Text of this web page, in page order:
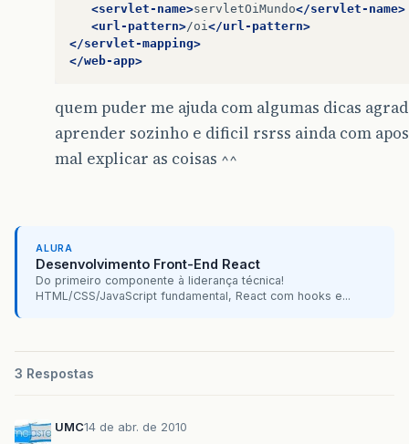
<servlet-name>servletOiMundo</servlet-name>
<url-pattern>/oi </url-pattern>
</servlet-mapping>
</web-app>
quem puder me ajuda com algumas dicas
aprender sozinho e dificil rsrss ainda com
mal explicar as coisas ^^
ALURA
Desenvolvimento Front-End React
Do primeiro componente à liderança técnica!
HTML/CSS/JavaScript fundamental, React com hooks e...
3 Respostas
UMC14 de abr. de 2010